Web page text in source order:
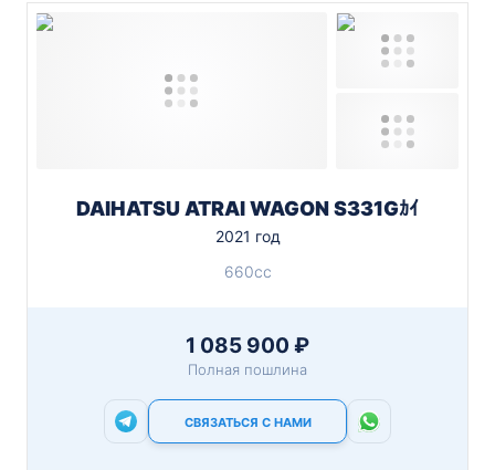
DAIHATSU ATRAI WAGON S331Gｶｲ
2021 год
660cc
1 085 900 ₽
Полная пошлина
СВЯЗАТЬСЯ С НАМИ